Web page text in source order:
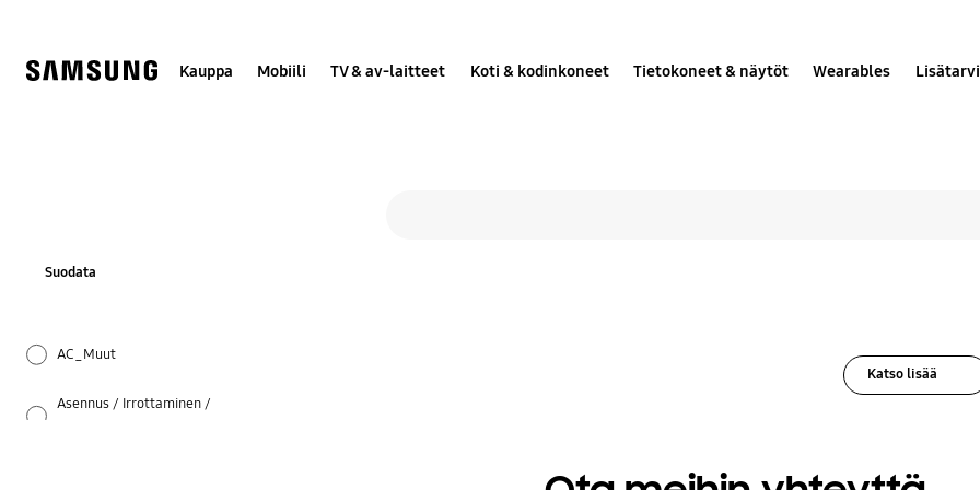
Kauppa Mobiili TV & av-laitteet Koti & kodinkoneet Tietokoneet & näytöt Wearables
Suodata
AC_Muut
Asennus / Irrottaminen /
Katso lisää